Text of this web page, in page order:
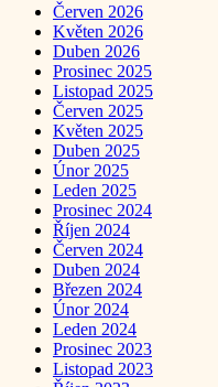
Červen 2026
Květen 2026
Duben 2026
Prosinec 2025
Listopad 2025
Červen 2025
Květen 2025
Duben 2025
Únor 2025
Leden 2025
Prosinec 2024
Říjen 2024
Červen 2024
Duben 2024
Březen 2024
Únor 2024
Leden 2024
Prosinec 2023
Listopad 2023